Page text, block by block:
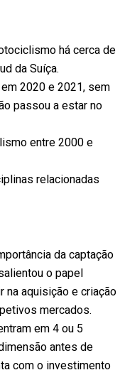
há cerca de
da Suíça.
2020 e 2021, sem
passou a estar no
entre 2000 e
relacionadas
da captação
o papel
na aquisição e criação
mercados.
em 4 ou 5
antes de
com o investimento